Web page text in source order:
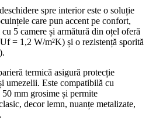
spre interior este o soluție
care pun accent pe confort,
5 camere și armătură din oțel oferă
= 1,2 W/m²K) și o rezistență sporită
termică asigură protecție
umezelii. Este compatibilă cu
mm grosime și permite
decor lemn, nuanțe metalizate,